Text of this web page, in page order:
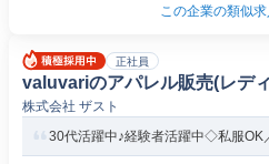
この企業の類似
正社員
valuvariのアパレル販売(レデ
株式会社 ザスト
30代活躍中♪経験者活躍中◇私服OK